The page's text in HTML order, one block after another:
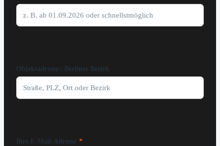
Objektadresse / Berliner Bezirk
Ihre E-Mail-Adresse *